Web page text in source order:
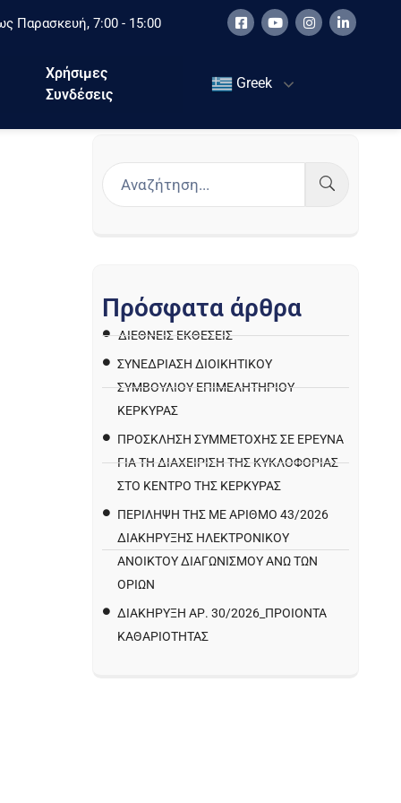
Παρασκευή, 7:00 - 15:00
Χρήσιμες
Συνδέσεις
Greek
Πρόσφατα άρθρα
ΔΙΕΘΝΕΙΣ ΕΚΘΕΣΕΙΣ
ΣΥΝΕΔΡΙΑΣΗ ΔΙΟΙΚΗΤΙΚΟΥ
ΣΥΜΒΟΥΛΙΟΥ ΕΠΙΜΕΛΗΤΗΡΙΟΥ
ΚΕΡΚΥΡΑΣ
ΠΡΌΣΚΛΗΣΗ ΣΥΜΜΕΤΟΧΉΣ ΣΕ ΈΡΕΥΝΑ
ΓΙΑ ΤΗ ΔΙΑΧΕΊΡΙΣΗ ΤΗΣ ΚΥΚΛΟΦΟΡΊΑΣ
ΣΤΟ ΚΈΝΤΡΟ ΤΗΣ ΚΈΡΚΥΡΑΣ
ΠΕΡΙΛΗΨΗ ΤΗΣ ΜΕ ΑΡΙΘΜΟ 43/2026
ΔΙΑΚΗΡΥΞΗΣ ΗΛΕΚΤΡΟΝΙΚΟΥ
ΑΝΟΙΚΤΟΥ ΔΙΑΓΩΝΙΣΜΟΥ ΑΝΩ ΤΩΝ
ΟΡΙΩΝ
ΔΙΑΚΉΡΥΞΗ ΑΡ. 30/2026_ΠΡΟΙΌΝΤΑ
ΚΑΘΑΡΙΌΤΗΤΑΣ